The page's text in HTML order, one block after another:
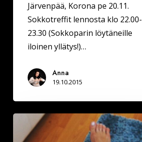
Järvenpää, Korona pe 20.11.
Sokkotreffit lennosta klo 22.00-
23.30 (Sokkoparin löytäneille
iloinen yllätys!)…
Anna
19.10.2015
Meikitön